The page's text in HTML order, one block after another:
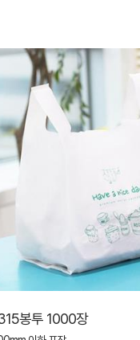
봉투 1000장